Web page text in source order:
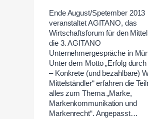
Ende August/Spetember 2013
veranstaltet AGITANO, das
Wirtschaftsforum für den
die 3. AGITANO
Unternehmergespräche in
Unter dem Motto „Erfolg
– Konkrete (und bezahlbare)
Mittelständler“ erfahren die
alles zum Thema „Marke,
Markenkommunikation und
Markenrecht“. Angepasst…